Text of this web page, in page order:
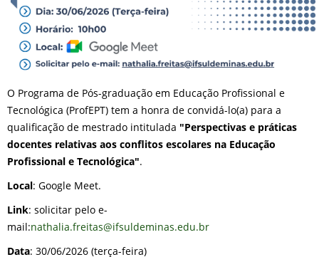
O Programa de Pós-graduação em Educação Profissional e
Tecnológica (ProfEPT) tem a honra de convidá-lo(a) para a
qualificação de mestrado intitulada "Perspectivas e práticas
docentes relativas aos conflitos escolares na Educação
Profissional e Tecnológica".
Local: Google Meet.
Link: solicitar pelo e-
mail:nathalia.freitas@ifsuldeminas.edu.br
Data: 30/06/2026 (terça-feira)